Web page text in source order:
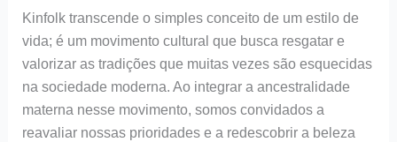
Kinfolk transcende o simples conceito de um estilo de
vida; é um movimento cultural que busca resgatar e
valorizar as tradições que muitas vezes são esquecidas
na sociedade moderna. Ao integrar a ancestralidade
materna nesse movimento, somos convidados a
reavaliar nossas prioridades e a redescobrir a beleza